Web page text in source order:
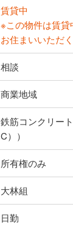
賃貸中
※この物件は賃
お住まいいただ
相談
商業地域
鉄筋コンクリー
C））
所有権のみ
大林組
日勤